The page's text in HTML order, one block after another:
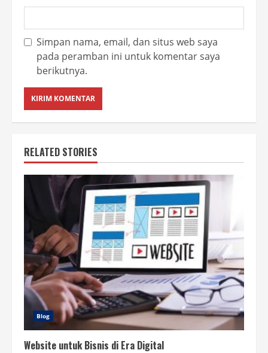
Simpan nama, email, dan situs web saya
pada peramban ini untuk komentar saya
berikutnya.
RELATED STORIES
Blog
Website untuk Bisnis di Era Digital